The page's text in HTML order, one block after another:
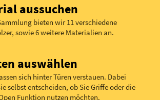
aussuchen
bieten wir 11 verschiedene
sowie 6 weitere Materialien an.
auswählen
sich hinter Türen verstauen. Dabei
selbst entscheiden, ob Sie Griffe oder die
Funktion nutzen möchten.